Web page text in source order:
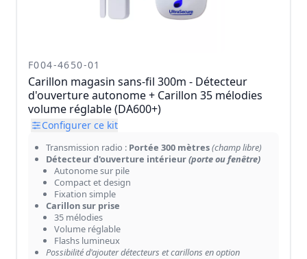
F004-4650-01
Carillon magasin sans-fil 300m - Détecteur
d'ouverture autonome + Carillon 35 mélodies
volume réglable (DA600+)
Configurer ce kit
Transmission radio : Portée 300 mètres(champ libre)
Détecteur d'ouverture intérieur(porte ou fenêtre)
Autonome sur pile
Compact et design
Fixation simple
Carillon sur prise
35 mélodies
Volume réglable
Flashs lumineux
Possibilité d'ajouter détecteurs et carillons en option